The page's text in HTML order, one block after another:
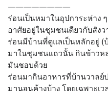
————————
ร่อนเป็นหมาในอุปการะห่าง
อาศัยอยู่ในชุมชนเดียวกับสังว
ร่อนมีบ้านที่ดูแลเป็นหลักอยู่ (
มาในชุมชนแถวนั้น กินข้าวห
มันชอบด้วย
ร่อนมากินอาหารที่บ้านวาลย์
มานอนค้างบ้าง โดยเฉพาะ